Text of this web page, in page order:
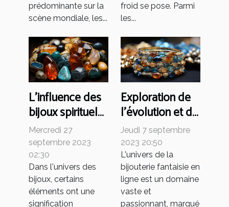
prédominante sur la
scène mondiale, les...
froid se pose. Parmi
les...
L'influence des
bijoux spirituels
et des pierres
dans diverses
cultures
Mercredi 27
septembre 2023
02:30
Dans l'univers des
bijoux, certains
éléments ont une
signification
Exploration de
l'évolution et de
la popularité
des bijoux
fantaisie en ligne
Jeudi 7 septembre
2023 20:50
L'univers de la
bijouterie fantaisie en
ligne est un domaine
vaste et
passionnant, marqué